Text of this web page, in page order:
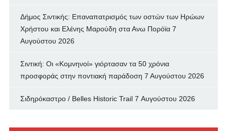
Δήμος Σιντικής: Επαναπατρισμός των oστών των Ηρώων
Χρήστου και Ελένης Μαρούδη στα Ανω Πορόϊα 7
Αυγούστου 2026
Σιντική: Οι «Κομνηνοί» γιόρτασαν τα 50 χρόνια
προσφοράς στην ποντιακή παράδοση 7 Αυγούστου 2026
Σιδηρόκαστρο / Belles Historic Trail 7 Αυγούστου 2026